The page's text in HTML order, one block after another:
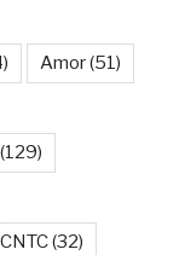
Amor(51)
(129)
CNTC(32)